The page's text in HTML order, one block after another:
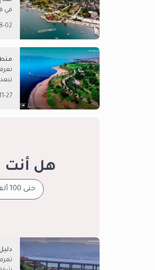
في
02
27
هل أنت
حتى 100 ألف $